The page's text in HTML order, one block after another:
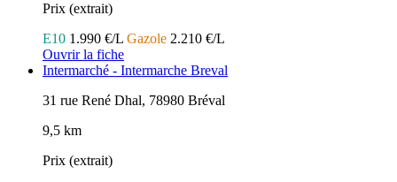
Prix (extrait)
E10 1.990 €/L Gazole 2.210 €/L
Ouvrir la fiche
Intermarché - Intermarche Breval
31 rue René Dhal, 78980 Bréval
9,5 km
Prix (extrait)